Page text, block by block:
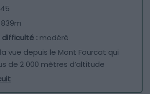
839m
difficulté : modéré
la vue depuis le Mont Fourcat qui
de 2 000 mètres d’altitude